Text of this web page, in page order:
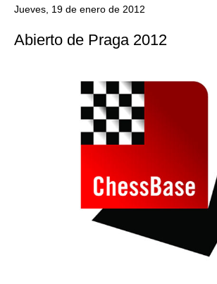
more personalised approach than ever before.
Jueves, 19 de enero de 2012
Abierto de Praga 2012